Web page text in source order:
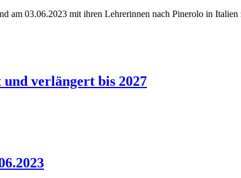
am 03.06.2023 mit ihren Lehrerinnen nach Pinerolo in Italien
verlängert bis 2027